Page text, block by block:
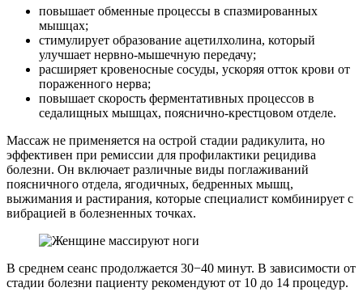
повышает обменные процессы в спазмированных
мышцах;
стимулирует образование ацетилхолина, который
улучшает нервно-мышечную передачу;
расширяет кровеносные сосуды, ускоряя отток крови от
пораженного нерва;
повышает скорость ферментативных процессов в
седалищных мышцах, пояснично-крестцовом отделе.
Массаж не применяется на острой стадии радикулита, но
эффективен при ремиссии для профилактики рецидива
болезни. Он включает различные виды поглаживаний
поясничного отдела, ягодичных, бедренных мышц,
выжимания и растирания, которые специалист комбинирует с
вибрацией в болезненных точках.
В среднем сеанс продолжается 30−40 минут. В зависимости от
стадии болезни пациенту рекомендуют от 10 до 14 процедур.